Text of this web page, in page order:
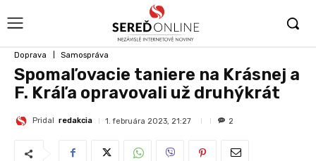
Doprava Samospráva
Spomaľovacie taniere na Krásnej a
F. Kráľa opravovali už druhýkrát
Pridal redakcia 1. februára 2023, 21:27 2